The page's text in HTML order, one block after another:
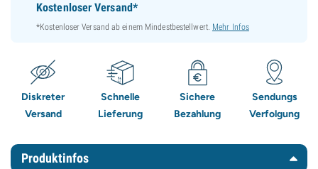
Kostenloser Versand*
*Kostenloser Versand ab einem Mindestbestellwert. Mehr Infos
Diskreter
Versand
Schnelle
Lieferung
Sichere
Bezahlung
Sendungs
Verfolgung
Produktinfos